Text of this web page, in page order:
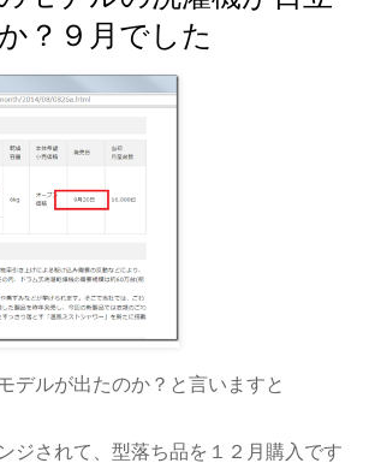
？９月でした
デルが出たのか？と言いますと
ジされて、型落ち品を１２月購入です